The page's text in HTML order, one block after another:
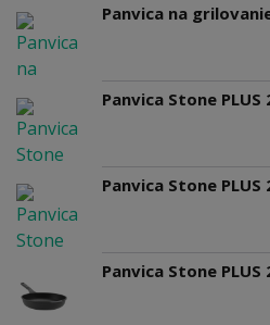
Panvica na
Panvica Stone PLUS
Panvica Stone PLUS
Panvica Stone PLUS